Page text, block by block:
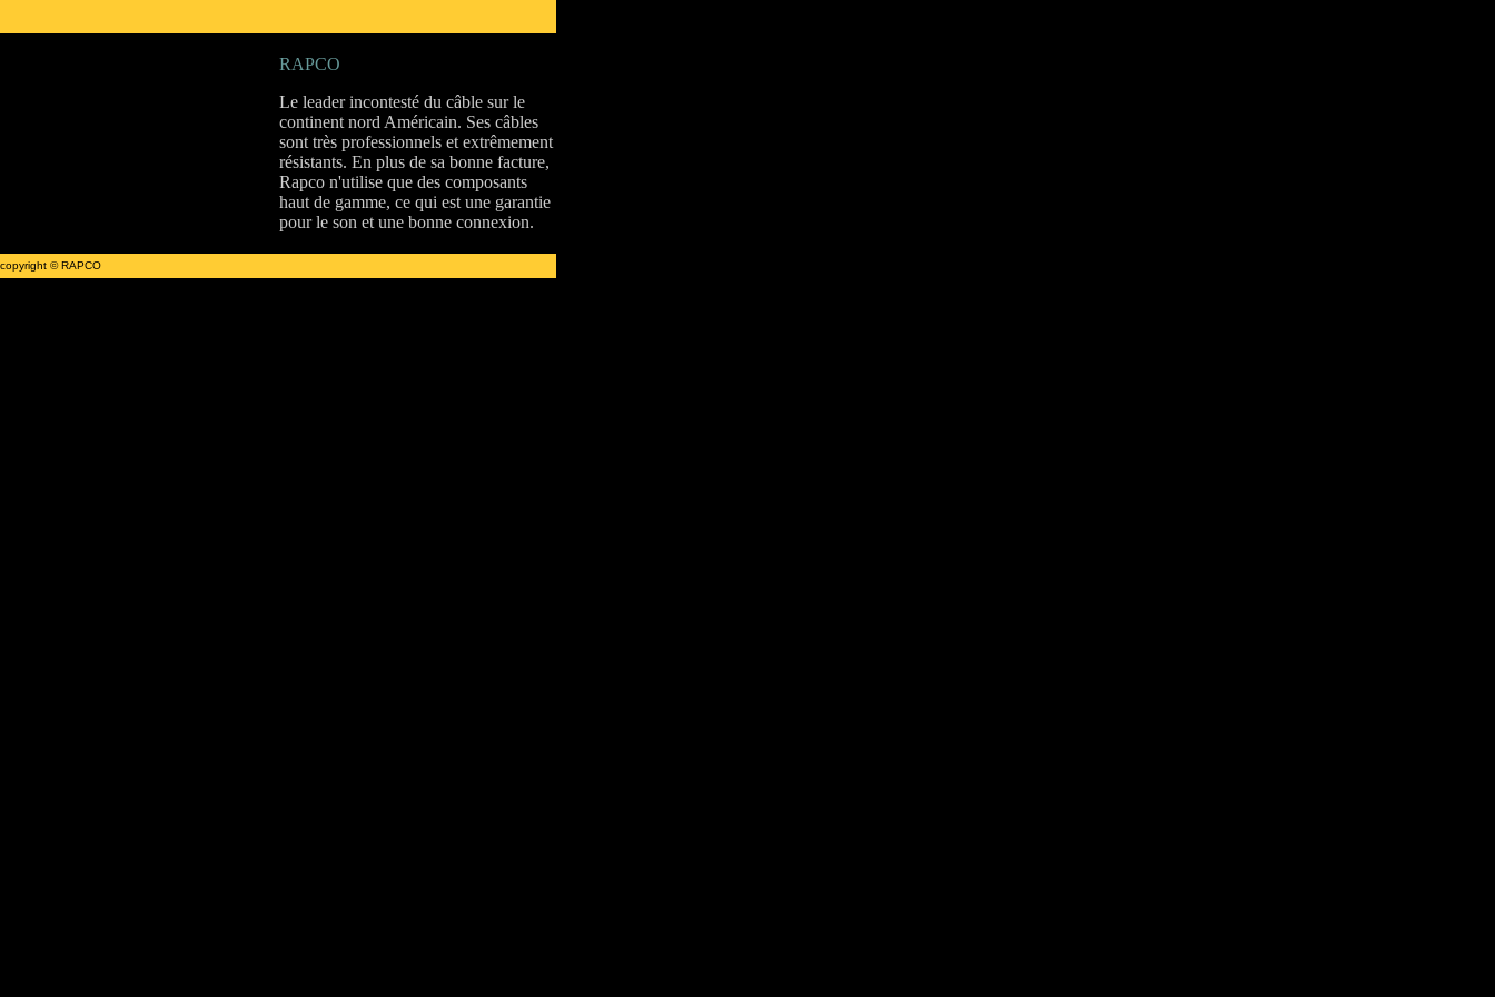
RAPCO
Le leader incontesté du câble sur le
continent nord Américain. Ses câbles
sont très professionnels et extrêmement
résistants. En plus de sa bonne facture,
Rapco n'utilise que des composants
haut de gamme, ce qui est une garantie
pour le son et une bonne connexion.
copyright © RAPCO